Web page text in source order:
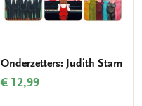
Onderzetters: Judith Stam
€ 12,99